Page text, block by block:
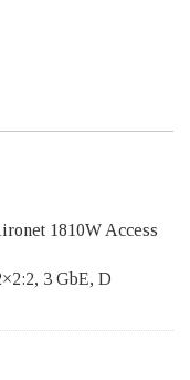
1810W Access
3 GbE, D